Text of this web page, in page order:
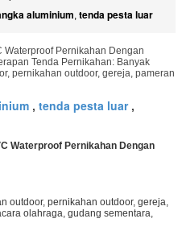
aluminium, tenda pesta luar
Waterproof Pernikahan Dengan
Tenda Pernikahan: Banyak
pernikahan outdoor, gereja, pameran
, tenda pesta luar,
Waterproof Pernikahan Dengan
outdoor, pernikahan outdoor, gereja,
olahraga, gudang sementara,